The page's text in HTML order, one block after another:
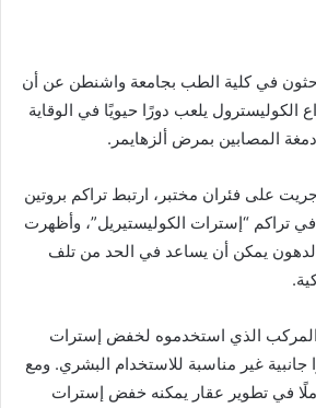
في كلية الطب بجامعة واشنطن عن أن
يلعب دورًا حيويًا في الوقاية
المصابين بمرض ألزهايمر.
على فئران مختبر، ارتبط تراكم بروتين
في تراكم “إسترات الكوليستيريل”، وأظهرت
يمكن أن يساعد في الحد من تلف
المركب الذي استخدموه لخفض إسترات
جانبية غير مناسبة للاستخدام البشري. ومع
في تطوير عقار يمكنه خفض إسترات